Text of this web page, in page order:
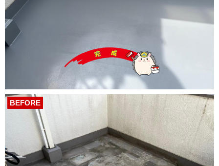
BEFORE